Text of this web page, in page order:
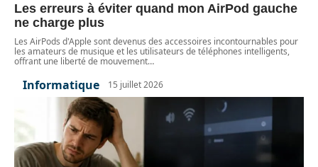
Les erreurs à éviter quand mon AirPod gauche
ne charge plus
Les AirPods d'Apple sont devenus des accessoires incontournables pour
les amateurs de musique et les utilisateurs de téléphones intelligents,
offrant une liberté de mouvement…
Informatique 15 juillet 2026